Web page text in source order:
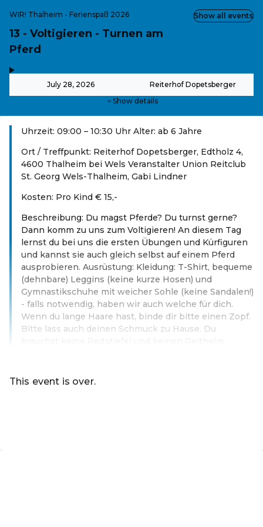
WIR! Thalheim - Ferienspaß 2026
13 - Voltigieren - Turnen am
Pferd
July 28, 2026 Reiterhof Dopetsberger
Show details
Show all events
Uhrzeit: 09:00 – 10:30 Uhr Alter: ab 6 Jahre
Ort / Treffpunkt: Reiterhof Dopetsberger, Edtholz 4,
4600 Thalheim bei Wels Veranstalter Union Reitclub
St. Georg Wels-Thalheim, Gabi Lindner
Kosten: Pro Kind € 15,-
Beschreibung: Du magst Pferde? Du turnst gerne?
Dann komm zu uns zum Voltigieren! An diesem Tag
lernst du bei uns die ersten Übungen und Kürfiguren
und kannst sie auch gleich selbst auf einem Pferd
ausprobieren. Ausrüstung: Kleidung: T-Shirt, bequeme
(dehnbare) Leggins (keine kurze Hosen) und
Gymnastikschuhe mit weicher Sohle (keine Sandalen!)
- falls notwendig, haben wir auch welche für dich.
Wenn du lange Haare hast, binde dir bitte einen Zopf.
Bitte lass auch deinen Schmuck zu Hause. Du
This event is over.